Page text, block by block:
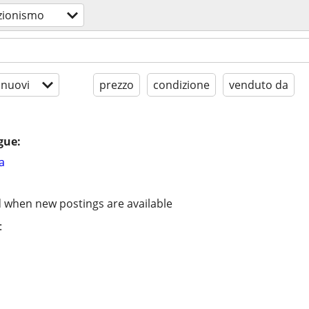
prezzo condizione venduto da
new postings are available